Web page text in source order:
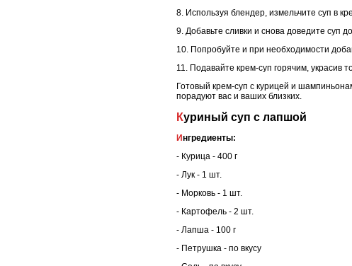
8. Используя блендер, измельчите суп в
9. Добавьте сливки и снова доведите суп
10. Попробуйте и при необходимости
11. Подавайте крем-суп горячим, украсив
Готовый крем-суп с курицей и
порадуют вас и ваших близких.
Куриный суп с лапшой
Ингредиенты:
- Курица - 400 г
- Лук - 1 шт.
- Морковь - 1 шт.
- Картофель - 2 шт.
- Лапша - 100 г
- Петрушка - по вкусу